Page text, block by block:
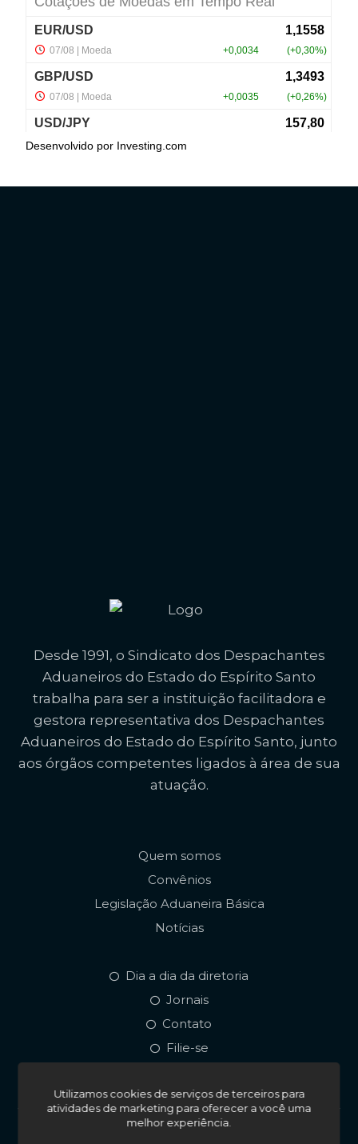
Desenvolvido por Investing.com
Desde 1991, o Sindicato dos Despachantes
Aduaneiros do Estado do Espírito Santo
trabalha para ser a instituição facilitadora e
gestora representativa dos Despachantes
Aduaneiros do Estado do Espírito Santo, junto
aos órgãos competentes ligados à área de sua
atuação.
Quem somos
Convênios
Legislação Aduaneira Básica
Notícias
Dia a dia da diretoria
Jornais
Contato
Filie-se
© 2026. Todos os direitos reservados. Sindaees • Sindicato
Utilizamos cookies de serviços de terceiros para
atividades de marketing para oferecer a você uma
melhor experiência.